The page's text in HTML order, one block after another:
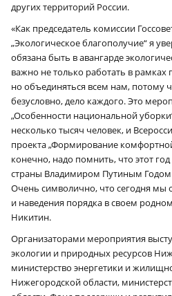
других территорий России.
«Как председатель комиссии
„Экологическое благополучие“ я
обязана быть в авангарде
важно не только работать в рамках
но объединяться всем нам, потому
безусловно, дело каждого. Это
„Особенности национальной
несколько тысяч человек, и
проекта „Формирование
конечно, надо помнить, что этот
страны Владимиром Путиным Годом
Очень символично, что сегодня мы
и наведения порядка в своем
Никитин.
Организаторами мероприятия
экологии и природных ресурсов
министерство энергетики и
Нижегородской области,